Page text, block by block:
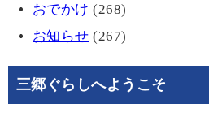
おでかけ (268)
お知らせ (267)
三郷ぐらしへようこそ